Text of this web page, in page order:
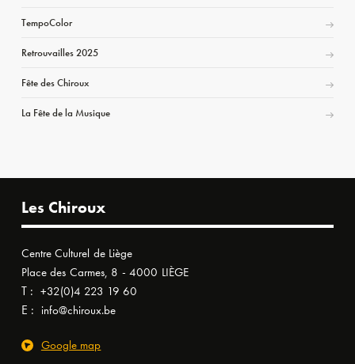
TempoColor
Retrouvailles 2025
Fête des Chiroux
La Fête de la Musique
Les Chiroux
Centre Culturel de Liège
Place des Carmes, 8 - 4000 LIÈGE
T : +32(0)4 223 19 60
E : info@chiroux.be
Google map